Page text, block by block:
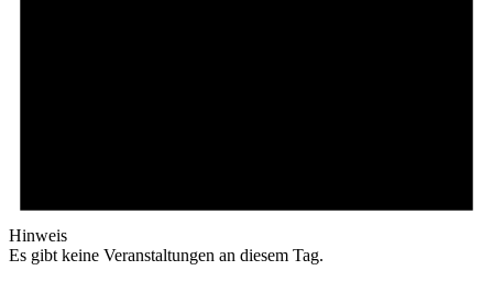
Hinweis
Es gibt keine Veranstaltungen an diesem Tag.